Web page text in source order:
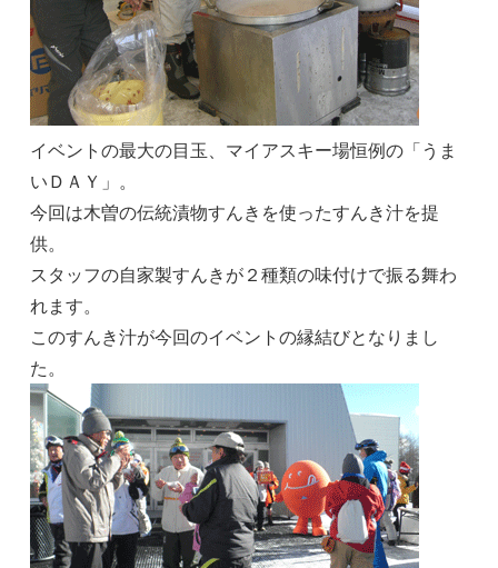
イベントの最大の目玉、マイアスキー場恒例の「うま
いＤＡＹ」。
今回は木曽の伝統漬物すんきを使ったすんき汁を提
供。
スタッフの自家製すんきが２種類の味付けで振る舞わ
れます。
このすんき汁が今回のイベントの縁結びとなりまし
た。